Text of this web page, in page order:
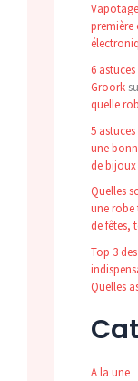
première
6
Groork
quelle
5
une
de
Quelles
une robe
de fêtes,
Top 3
Quelles
A la une